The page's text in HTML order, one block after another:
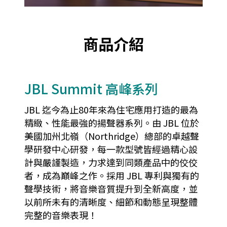
商品介紹
JBL Summit 高峰系列
JBL 迄今為止80年來為住宅應用打造的最為
精緻、性能最強的揚聲器系列。由 JBL 位於
美國加州北嶺（Northridge）總部的卓越聲
學研發中心研發，每一款型號皆經過精心設
計與嚴謹製造，力求達到同類產品中的佼佼
者，成為巔峰之作。採用 JBL 專利與獨有的
聲學技術，將音樂音質提升到全新高度，並
以前所未有的清晰度、細節和動態呈現整體
完整的音樂表現！